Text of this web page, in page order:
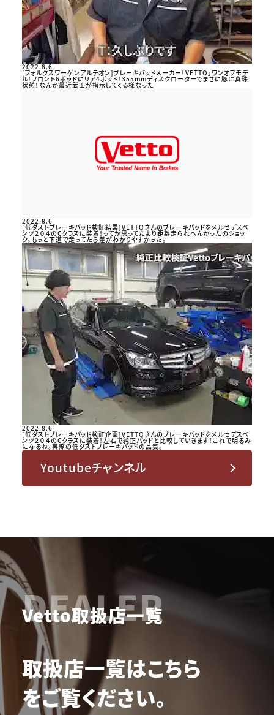
2022.8.6
[フォルクスワーゲンアルテオン]ブレーキパッドメーカー「VETTO」ワンオフモデ
ル！フロント6ポッドにリア4ポッド！355mmディスクローターでまさに豚に真珠
状態！なんか最近武田が指示してくる様なった
2022.8.6
[低ダストブレーキパッド検証結果]VETTOさんのブレーキパッドをメルセデスベ
ンツ２０４のCクラスに装着！ってか思ってたより距離走られへんかったのショッ
ク。もっと下道で走ってたら差がわかりやすかった。
2022.8.6
[低ダストブレーキパッド検証企画]VETTOさんのブレーキパッドをメルセデスベ
ンツ２０４のCクラスに装着！左右で純正パッドと比較していきます！これで明るみ
になるね。実際の低ダストブレーキパッドの品質。
Youtubeチャンネル
DEALER
Vetto取扱店一覧
取扱店一覧はこちら
をご覧ください。